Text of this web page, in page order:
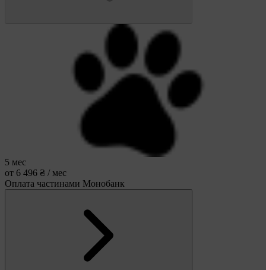
5 мес
от 6 496 ₴ / мес
Оплата частинами Монобанк